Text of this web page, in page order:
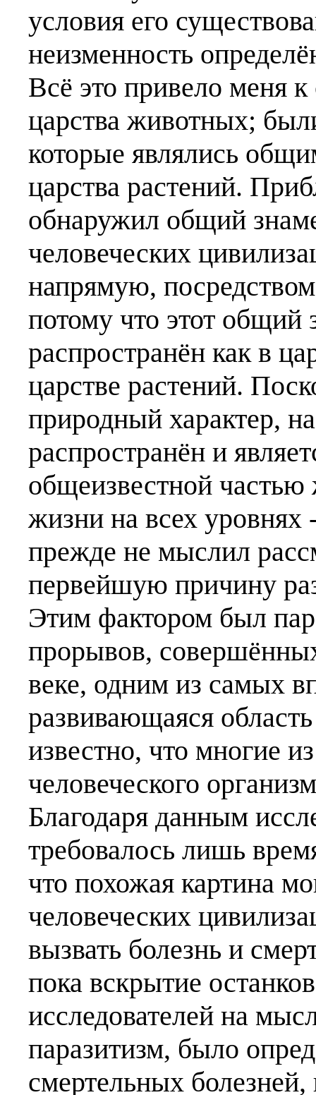
условия его
неизменность
Всё это привело меня
царства животных;
которые являлись
царства растений.
обнаружил общий
человеческих
напрямую,
потому что этот общий
распространён как в
царстве растений.
природный характер,
распространён и
общеизвестной частью
жизни на всех уровнях
прежде не мыслил
первейшую причину
Этим фактором был
прорывов,
веке, одним из самых
развивающаяся
известно, что многие
человеческого
Благодаря данным
требовалось лишь
что похожая картина
человеческих
вызвать болезнь и
пока вскрытие
исследователей на
паразитизм, было
смертельных